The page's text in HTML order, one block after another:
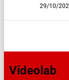
29/10/
Videolab